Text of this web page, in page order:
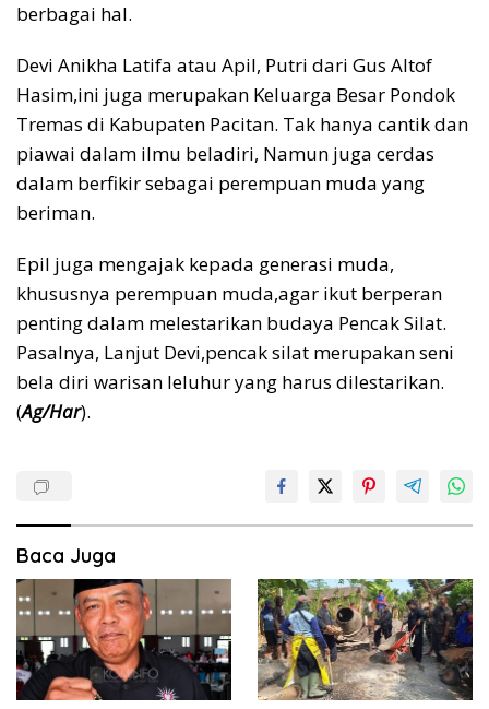
berbagai hal.
Devi Anikha Latifa atau Apil, Putri dari Gus Altof
Hasim,ini juga merupakan Keluarga Besar Pondok
Tremas di Kabupaten Pacitan. Tak hanya cantik dan
piawai dalam ilmu beladiri, Namun juga cerdas
dalam berfikir sebagai perempuan muda yang
beriman.
Epil juga mengajak kepada generasi muda,
khususnya perempuan muda,agar ikut berperan
penting dalam melestarikan budaya Pencak Silat.
Pasalnya, Lanjut Devi,pencak silat merupakan seni
bela diri warisan leluhur yang harus dilestarikan.
(Ag/Har).
Baca Juga